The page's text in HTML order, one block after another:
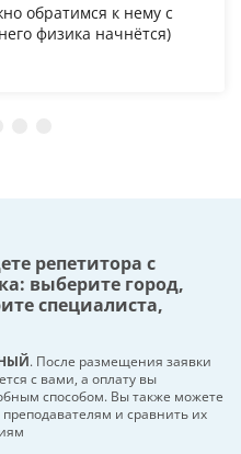
обратимся к нему с
физика начнётся)
репетитора с
выберите город,
специалиста,
. После размещения заявки
с вами, а оплату вы
способом. Вы также можете
и сравнить их